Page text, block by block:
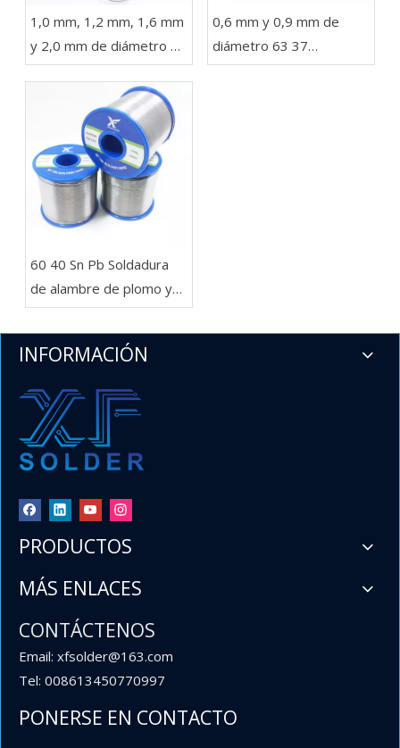
1,0 mm, 1,2 mm, 1,6 mm
y 2,0 mm de diámetro 63
37 Sn Pb Soldadura en un
carrete de 1 kg para
luces LED
0,6 mm y 0,9 mm de
diámetro 63 37
Soldadura de alambre
​60 40 Sn Pb Soldadura
de alambre de plomo y
estaño Carrete de 1 lb
.032'' para importadores
y mayoristas
INFORMACIÓN
PRODUCTOS
MÁS ENLACES
CONTÁCTENOS
Email: xfsolder@163.com
Tel: 008613450770997
PONERSE EN CONTACTO